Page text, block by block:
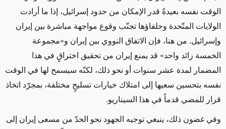
الوقت نفسه بعيدةً قدر الإمكان من حدود إسرائيل، إذا ما أرادت
الولايات المتّحدة وحلفاؤها تجنّب وقوع مواجهة مباشرة بين إيران
وإسرائيل. من هنا، فإن الاتفاق النووي بين إيران و«مجموعة
الخمسة زائد واحد» قد يمنع إيران من تحقيق اختراقٍ في هذا
المضمار لمدة عشر سنوات أو نحو ذلك، لكنّه سيسمح لها في الوقت
نفسه بتحسين سعيها إلى امتلاك خيارات تسليحٍ مختلفة، بمجرّد اتخاذ
قرار للمضي قدماً في هذا السيناريو.
وفي غضون ذلك، ينبغي توجيه الجهود نحو الحدّ من مسعى إيران إلى